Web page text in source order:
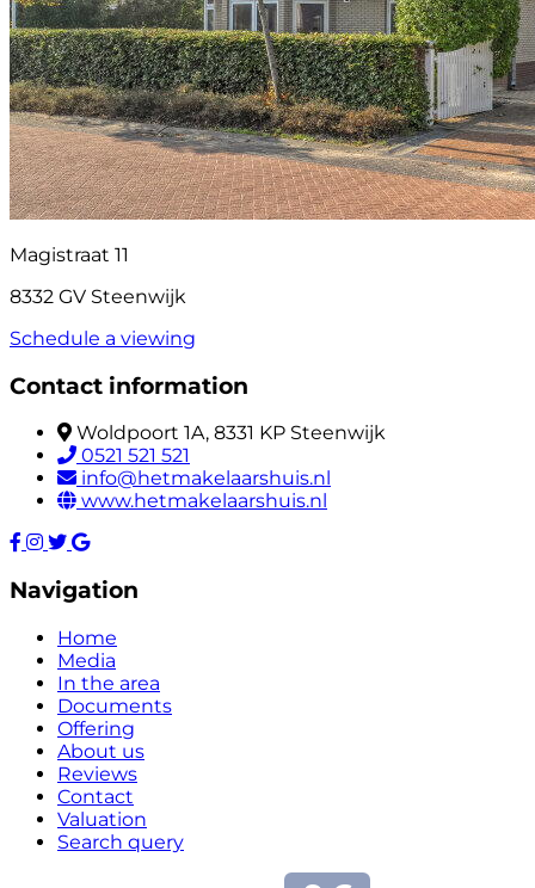
Magistraat 11
8332 GV Steenwijk
Schedule a viewing
Contact information
Woldpoort 1A, 8331 KP Steenwijk
0521 521 521
info@hetmakelaarshuis.nl
www.hetmakelaarshuis.nl
Navigation
Home
Media
In the area
Documents
Offering
About us
Reviews
Contact
Valuation
Search query